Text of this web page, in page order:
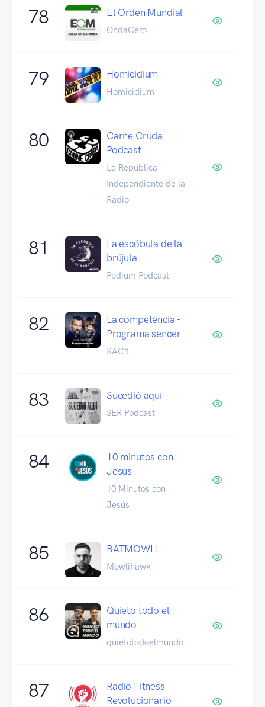
78 El Orden Mundial
OndaCero
79 Homicidium
Homicidium
80
Carne Cruda
Podcast
La República
Independiente de la
Radio
81
La escóbula de la
brújula
Podium Podcast
82
La competència -
Programa sencer
RAC1
83 Sucedió aquí
SER Podcast
84
10 minutos con
Jesús
10 Minutos con
Jesús
85 BATMOWLI
Mowlihawk
86
Quieto todo el
mundo
quietotodoelmundo
87
Radio Fitness
Revolucionario